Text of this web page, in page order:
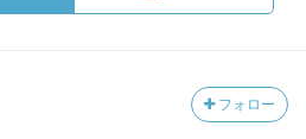
フォロー